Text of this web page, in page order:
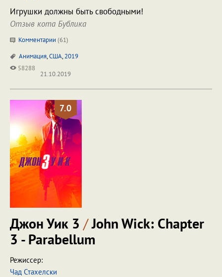
Игрушки должны быть свободными!
Отзыв кота Бублика
Комментарии (61)
Анимация,США,2019
58288
21.10.2019
7.0
Джон Уик 3 /John Wick: Chapter
3 - Parabellum
Режиссер:
Чад Стахелски